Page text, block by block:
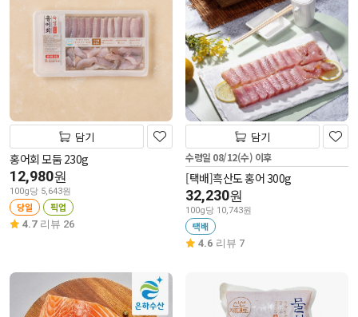
담기
홍어회 모둠 230g
12,980원
100g당 5,643원
당일 픽업
4.7 리뷰 26
담기
수령일 08/12(수) 이후
[택배]흑산도 홍어 300g
32,230원
100g당 10,743원
택배
4.6 리뷰 7